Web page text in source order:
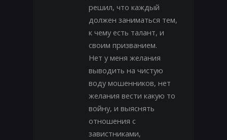
решил, что каждый
должен заниматься тем,
к чему есть талант, и
своим призванием.
Нет у меня желания
выводить на чистую
воду мошенников, нет
желания вести какую то
войну, и выяснять
отношения с
завистниками,